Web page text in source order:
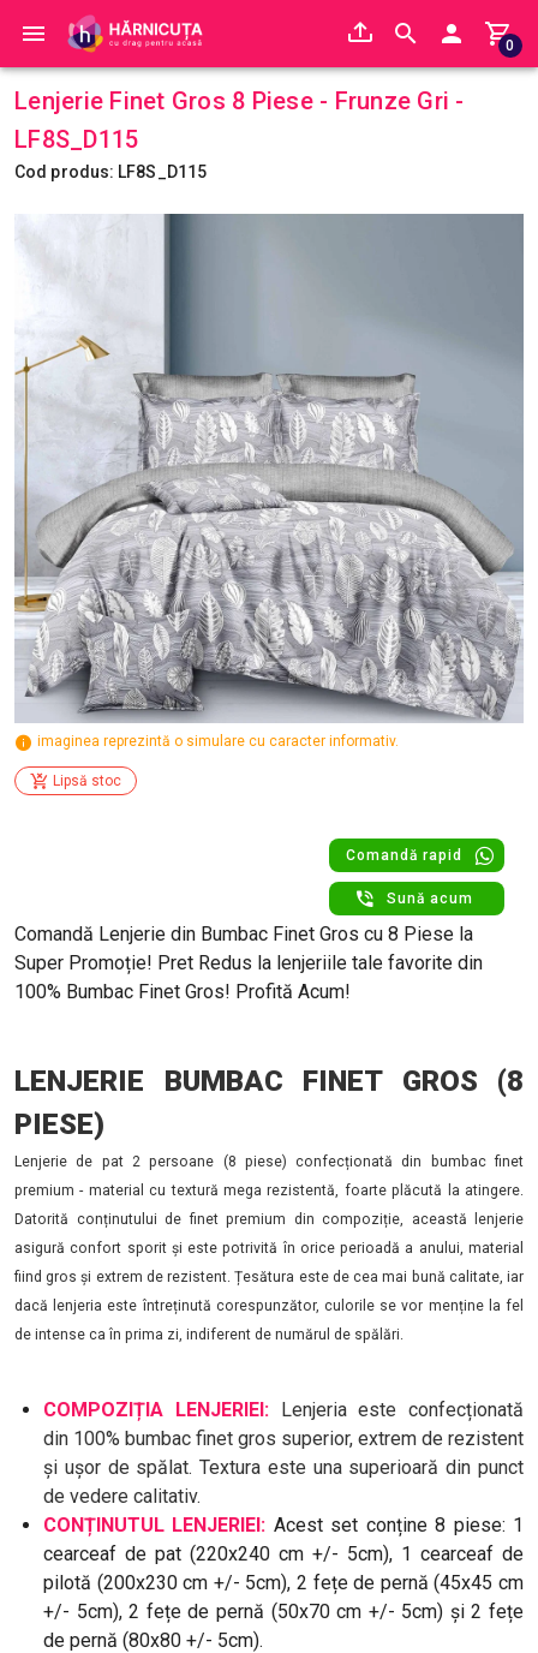
0
Lenjerie Finet Gros 8 Piese - Frunze Gri -
LF8S_D115
Cod produs: LF8S_D115
imaginea reprezintă o simulare cu caracter informativ.
Lipsă stoc
Comandă rapid
Sună acum
Comandă Lenjerie din Bumbac Finet Gros cu 8 Piese la
Super Promoție! Pret Redus la lenjeriile tale favorite din
100% Bumbac Finet Gros! Profită Acum!
LENJERIE BUMBAC FINET GROS (8
PIESE)
Lenjerie de pat 2 persoane (8 piese) confecționată din bumbac finet
premium - material cu textură mega rezistentă, foarte plăcută la atingere.
Datorită conținutului de finet premium din compoziție, această lenjerie
asigură confort sporit și este potrivită în orice perioadă a anului, material
fiind gros și extrem de rezistent. Țesătura este de cea mai bună calitate, iar
dacă lenjeria este întreținută corespunzător, culorile se vor menține la fel
de intense ca în prima zi, indiferent de numărul de spălări.
COMPOZIȚIA LENJERIEI: Lenjeria este confecționată
din 100% bumbac finet gros superior, extrem de rezistent
și ușor de spălat. Textura este una superioară din punct
de vedere calitativ.
CONȚINUTUL LENJERIEI: Acest set conține 8 piese: 1
cearceaf de pat (220x240 cm +/- 5cm), 1 cearceaf de
pilotă (200x230 cm +/- 5cm), 2 fețe de pernă (45x45 cm
+/- 5cm), 2 fețe de pernă (50x70 cm +/- 5cm) și 2 fețe
de pernă (80x80 +/- 5cm).